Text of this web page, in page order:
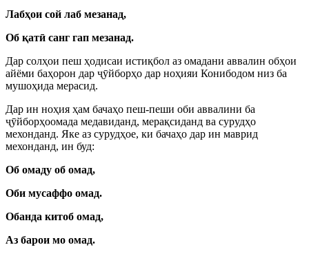
Лабҳои сой лаб мезанад,
Об қатӣ санг гап мезанад.
Дар солҳои пеш ҳодисаи истиқбол аз омадани аввалин обҳои
айёми баҳорон дар ҷӯйборҳо дар ноҳияи Конибодом низ ба
мушоҳида мерасид.
Дар ин ноҳия ҳам бачаҳо пеш-пеши оби аввалини ба
ҷӯйборҳоомада медавиданд, мерақсиданд ва сурудҳо
мехонданд. Яке аз сурудҳое, ки бачаҳо дар ин маврид
мехонданд, ин буд:
Об омаду об омад,
Оби мусаффо омад.
Обанда китоб омад,
Аз барои мо омад.